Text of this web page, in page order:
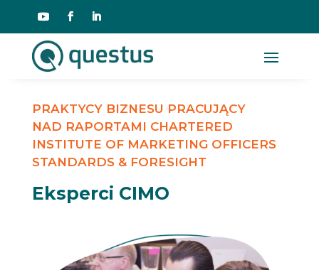
PRAKTYCY BIZNESU PRACUJĄCY
NAD RAPORTAMI CHARTERED
INSTITUTE OF MARKETING OFFICERS
STANDARDS & FORESIGHT
Eksperci CIMO